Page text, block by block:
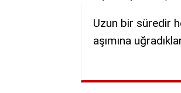
Uzun bir süredir
aşımına